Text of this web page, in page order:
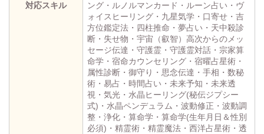
対応スキル
ング・ルノルマンカード・ルーン占い・ヴ
ォイスヒーリング・九星気学・口寄せ・吉
方位鑑定法・四柱推命・夢占い・天中殺診
断・失せ物・宇宙（叡智）高次からのメッ
セージ伝達・守護霊・守護霊対話・宗家算
命学・宿命カウンセリング・宿曜占星術・
属性診断・御守り・思念伝達・手相・数秘
術・易占・時間占い・未来予知・未来透
視・気光・水晶ヒーリング(秘伝ジプシー
式)・水晶ペンデュラム・波動修正・波動調
整・浄化・算命学・算命学(生年月日＆性別
必須)・精霊術・精霊魔法・西洋占星術・透